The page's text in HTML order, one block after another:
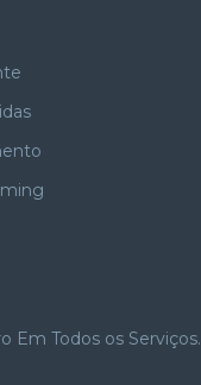
Em Todos os Serviços.